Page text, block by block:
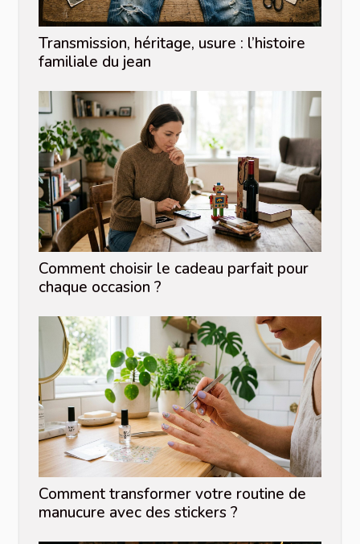
Transmission, héritage, usure : l’histoire
familiale du jean
Comment choisir le cadeau parfait pour
chaque occasion ?
Comment transformer votre routine de
manucure avec des stickers ?